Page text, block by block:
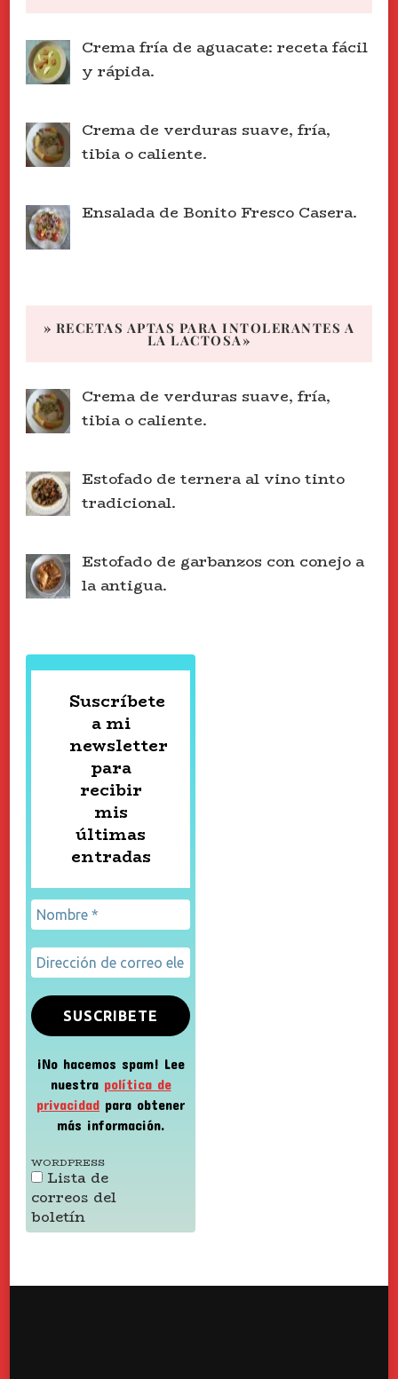
Crema fría de aguacate: receta fácil
y rápida.
Crema de verduras suave, fría,
tibia o caliente.
Ensalada de Bonito Fresco Casera.
» RECETAS APTAS PARA INTOLERANTES A
LA LACTOSA»
Crema de verduras suave, fría,
tibia o caliente.
Estofado de ternera al vino tinto
tradicional.
Estofado de garbanzos con conejo a
la antigua.
Suscríbete
a mi
newsletter
para
recibir
mis
últimas
entradas
¡No hacemos spam! Lee
nuestra política de
privacidad para obtener
más información.
WORDPRESS
Lista de
correos del
boletín